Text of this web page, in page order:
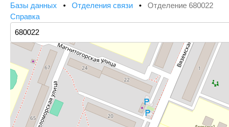
Базы данных • Отделения связи • Отделение 680022
Справка